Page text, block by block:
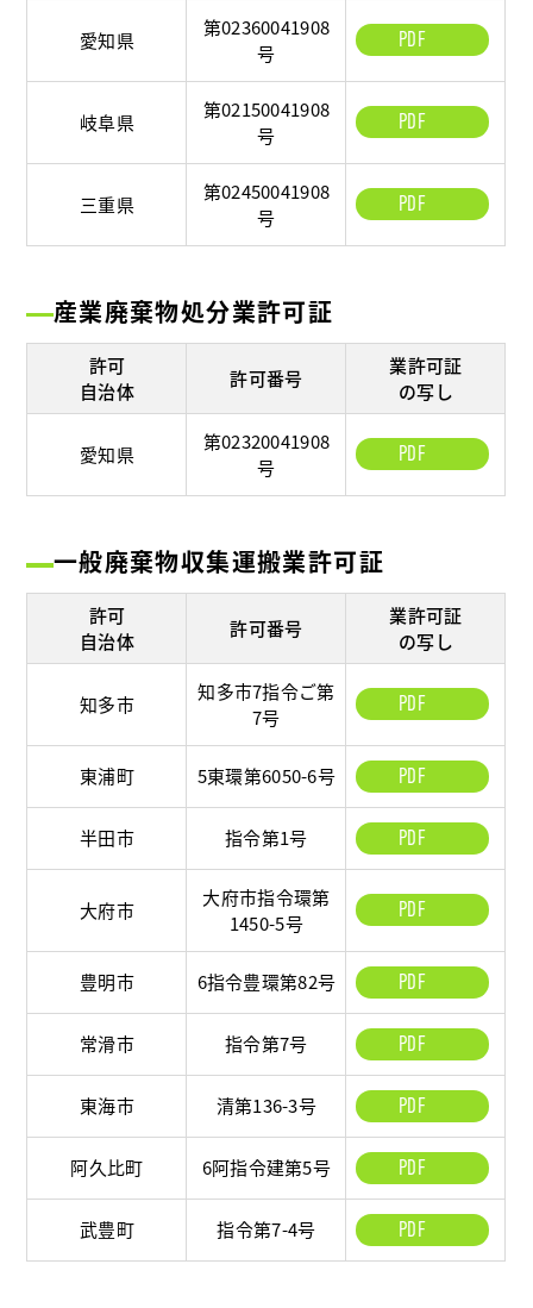
愛知県
第02360041908
号
PDF
岐阜県
第02150041908
号
PDF
三重県
第02450041908
号
PDF
産業廃棄物処分業許可証
許可
自治体
許可番号
業許可証
の写し
愛知県
第02320041908
号
PDF
一般廃棄物収集運搬業許可証
許可
自治体
許可番号
業許可証
の写し
知多市
知多市7指令ご第
7号
PDF
東浦町 5東環第6050-6号 PDF
半田市 指令第1号 PDF
大府市
大府市指令環第
1450-5号
PDF
豊明市 6指令豊環第82号 PDF
常滑市 指令第7号 PDF
東海市 清第136-3号 PDF
阿久比町 6阿指令建第5号 PDF
武豊町 指令第7-4号 PDF